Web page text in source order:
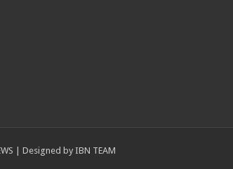
| Designed by IBN TEAM